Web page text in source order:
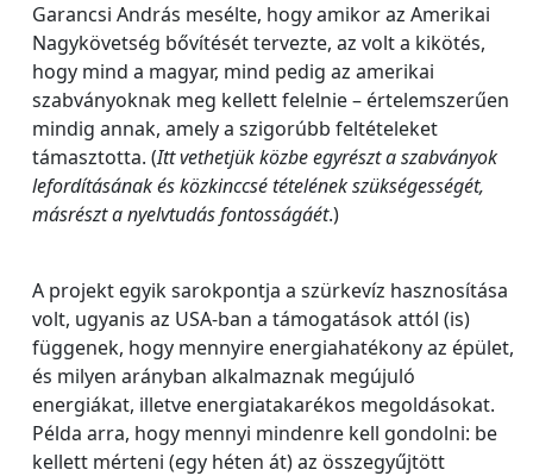
Garancsi András mesélte, hogy amikor az Amerikai
Nagykövetség bővítését tervezte, az volt a kikötés,
hogy mind a magyar, mind pedig az amerikai
szabványoknak meg kellett felelnie – értelemszerűen
mindig annak, amely a szigorúbb feltételeket
támasztotta. (Itt vethetjük közbe egyrészt a szabványok
lefordításának és közkinccsé tételének szükségességét,
másrészt a nyelvtudás fontosságáét.)
A projekt egyik sarokpontja a szürkevíz hasznosítása
volt, ugyanis az USA-ban a támogatások attól (is)
függenek, hogy mennyire energiahatékony az épület,
és milyen arányban alkalmaznak megújuló
energiákat, illetve energiatakarékos megoldásokat.
Példa arra, hogy mennyi mindenre kell gondolni: be
kellett mérteni (egy héten át) az összegyűjtött